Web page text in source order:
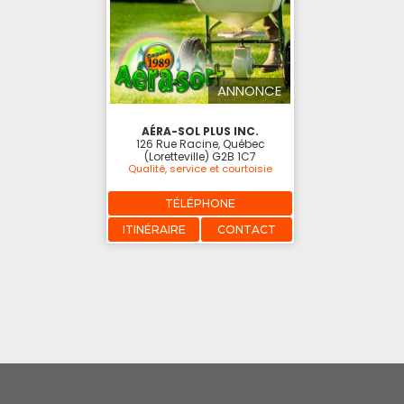
ANNONCE
AÉRA-SOL PLUS INC.
126 Rue Racine, Québec
(Loretteville) G2B 1C7
Qualité, service et courtoisie
TÉLÉPHONE
ITINÉRAIRE
CONTACT